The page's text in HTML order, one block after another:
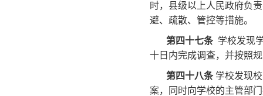
时，县级以上人民政府负
避、疏散、管控等措施。
第四十七条学校发现
十日内完成调查，并按照
第四十八条 学校发现
案，同时向学校的主管部